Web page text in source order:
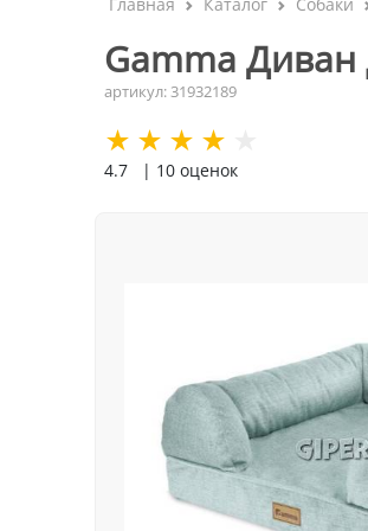
Gamma
артикул: 31932189
4.7 | 10 оценок